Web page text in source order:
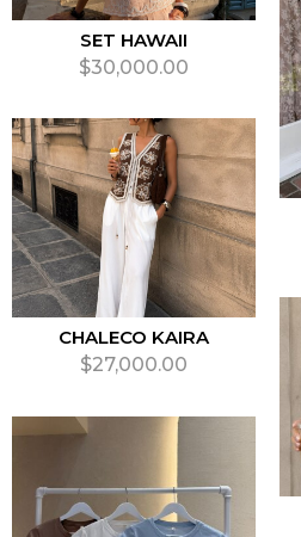
SET HAWAII
$30,000.00
CHALECO KAIRA
$27,000.00